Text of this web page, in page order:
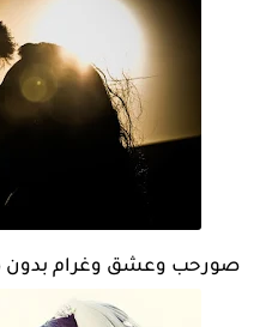
صورحب وعشق وغرام بدون كلام 2019 احلى